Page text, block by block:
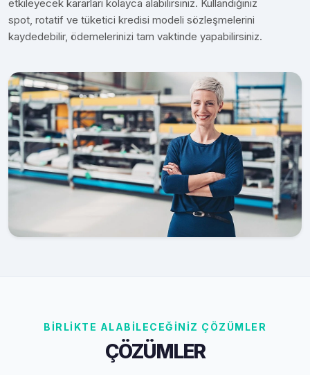
etkileyecek kararları kolayca alabilirsiniz. Kullandığınız
spot, rotatif ve tüketici kredisi modeli sözleşmelerini
kaydedebilir, ödemelerinizi tam vaktinde yapabilirsiniz.
BİRLİKTE ALABİLECEĞİNİZ ÇÖZÜMLER
ÇÖZÜMLER